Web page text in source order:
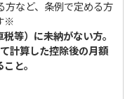
方など、条例で定める方
※
等）に未納がない方。
計算した控除後の月額
と。